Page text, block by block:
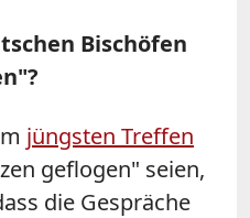
Bischöfen
jüngsten Treffen
geflogen" seien,
die Gespräche